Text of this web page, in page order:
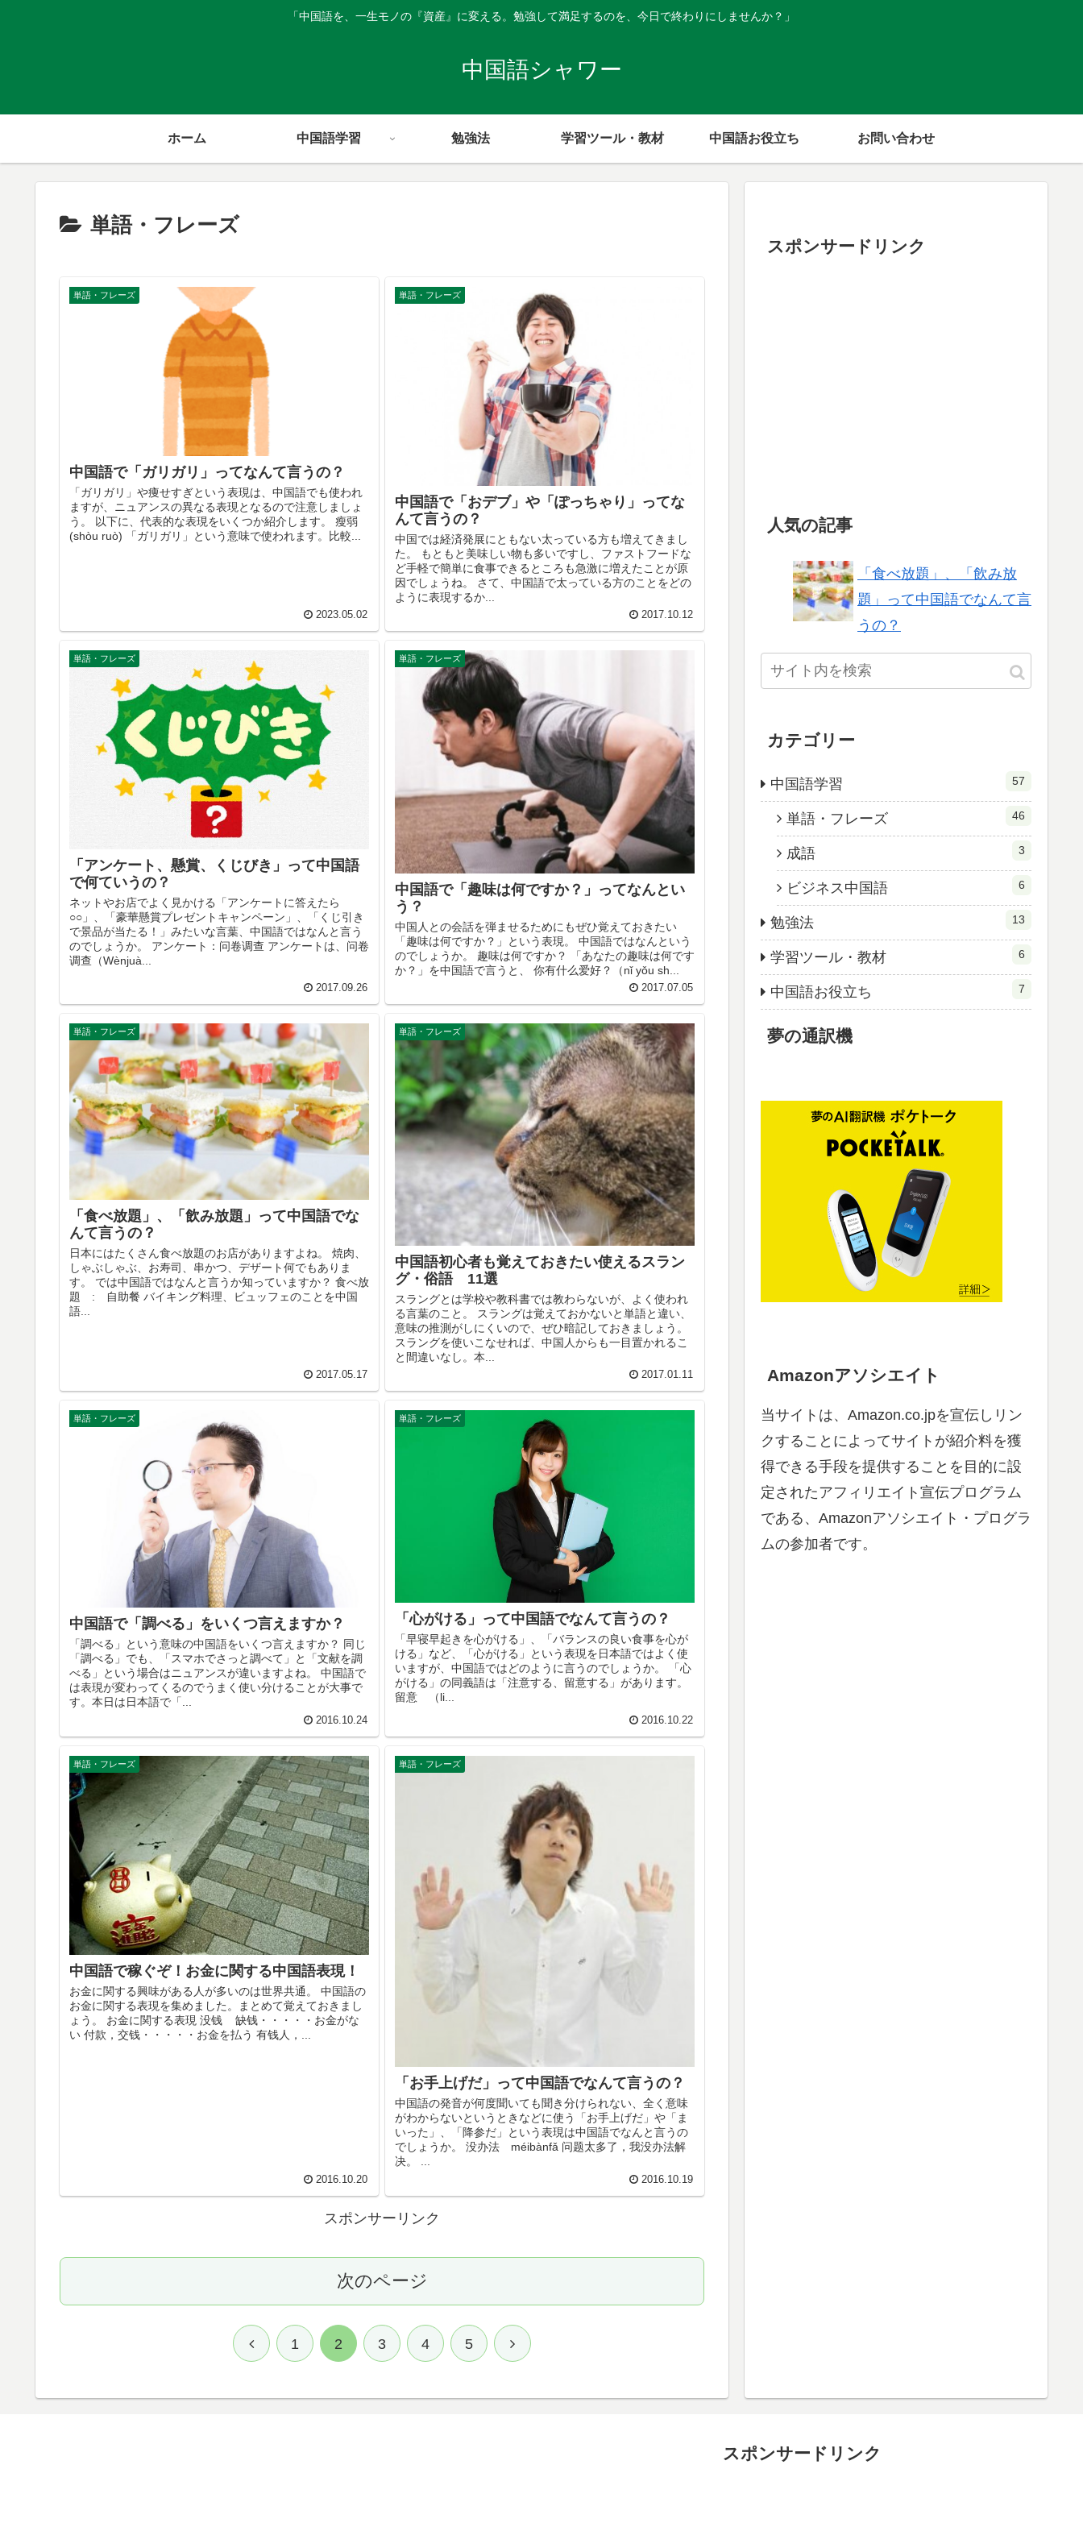
「中国語を、一生モノの『資産』に変える。勉強して満足するのを、今日で終わりにしませんか？」
中国語シャワー
ホーム 中国語学習 勉強法 学習ツール・教材 中国語お役立ち お問い合わせ
単語・フレーズ
単語・フレーズ
中国語で「ガリガリ」ってなんて言うの？
「ガリガリ」や痩せすぎという表現は、中国語でも使われ
ますが、ニュアンスの異なる表現となるので注意しましょ
う。 以下に、代表的な表現をいくつか紹介します。 瘦弱
(shòu ruò) 「ガリガリ」という意味で使われます。比較...
2023.05.02
単語・フレーズ
中国語で「おデブ」や「ぽっちゃり」ってな
んて言うの？
中国では経済発展にともない太っている方も増えてきまし
た。 もともと美味しい物も多いですし、ファストフードな
ど手軽で簡単に食事できるところも急激に増えたことが原
因でしょうね。 さて、中国語で太っている方のことをどの
ように表現するか...
2017.10.12
単語・フレーズ
「アンケート、懸賞、くじびき」って中国語
で何ていうの？
ネットやお店でよく見かける「アンケートに答えたら
○○」、「豪華懸賞プレゼントキャンペーン」、「くじ引き
で景品が当たる！」みたいな言葉、中国語ではなんと言う
のでしょうか。 アンケート：问卷调查 アンケートは、问卷
调查（Wènjuà...
2017.09.26
単語・フレーズ
中国語で「趣味は何ですか？」ってなんとい
う？
中国人との会話を弾ませるためにもぜひ覚えておきたい
「趣味は何ですか？」という表現。 中国語ではなんという
のでしょうか。 趣味は何ですか？ 「あなたの趣味は何です
か？」を中国語で言うと、 你有什么爱好？（nǐ yǒu sh...
2017.07.05
単語・フレーズ
「食べ放題」、「飲み放題」って中国語でな
んて言うの？
日本にはたくさん食べ放題のお店がありますよね。 焼肉、
しゃぶしゃぶ、お寿司、串かつ、デザート何でもありま
す。 では中国語ではなんと言うか知っていますか？ 食べ放
題 : 自助餐 バイキング料理、ビュッフェのことを中国
語...
2017.05.17
単語・フレーズ
中国語初心者も覚えておきたい使えるスラン
グ・俗語 11選
スラングとは学校や教科書では教わらないが、よく使われ
る言葉のこと。 スラングは覚えておかないと単語と違い、
意味の推測がしにくいので、ぜひ暗記しておきましょう。
スラングを使いこなせれば、中国人からも一目置かれるこ
と間違いなし。本...
2017.01.11
単語・フレーズ
中国語で「調べる」をいくつ言えますか？
「調べる」という意味の中国語をいくつ言えますか？ 同じ
「調べる」でも、「スマホでさっと調べて」と「文献を調
べる」という場合はニュアンスが違いますよね。 中国語で
は表現が変わってくるのでうまく使い分けることが大事で
す。本日は日本語で「...
2016.10.24
単語・フレーズ
「心がける」って中国語でなんて言うの？
「早寝早起きを心がける」、「バランスの良い食事を心が
ける」など、「心がける」という表現を日本語ではよく使
いますが、中国語ではどのように言うのでしょうか。 「心
がける」の同義語は「注意する、留意する」があります。
留意 （li...
2016.10.22
単語・フレーズ
中国語で稼ぐぞ！お金に関する中国語表現！
お金に関する興味がある人が多いのは世界共通。 中国語の
お金に関する表現を集めました。まとめて覚えておきまし
ょう。 お金に関する表現 没钱 缺钱・・・・・お金がな
い 付款，交钱・・・・・お金を払う 有钱人，...
2016.10.20
単語・フレーズ
「お手上げだ」って中国語でなんて言うの？
中国語の発音が何度聞いても聞き分けられない、全く意味
がわからないというときなどに使う「お手上げだ」や「ま
いった」、「降参だ」という表現は中国語でなんと言うの
でしょうか。 没办法 méibànfǎ 问题太多了，我没办法解
决。 ...
2016.10.19
スポンサーリンク
次のページ
1 2 3 4 5
スポンサードリンク
人気の記事
「食べ放題」、「飲み放
題」って中国語でなんて言
うの？
カテゴリー
中国語学習 57
単語・フレーズ 46
成語 3
ビジネス中国語 6
勉強法 13
学習ツール・教材 6
中国語お役立ち 7
夢の通訳機
Amazonアソシエイト
当サイトは、Amazon.co.jpを宣伝しリン
クすることによってサイトが紹介料を獲
得できる手段を提供することを目的に設
定されたアフィリエイト宣伝プログラム
である、Amazonアソシエイト・プログラ
ムの参加者です。
スポンサードリンク